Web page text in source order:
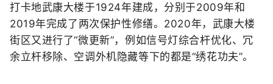
打卡地武康大楼于1924年建成， 分别于2009年和
2019年完成了两次保护性修缮。 2020年，武康大楼
街区又进行了“微更新”， 例如信号灯综合杆优化、 冗
余立杆移除、空调外机隐藏等下的都是“绣花功夫”。